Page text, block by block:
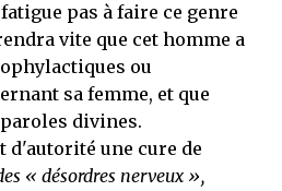
pas à faire ce genre
vite que cet homme a
ou
sa femme, et que
divines.
une cure de
« désordres nerveux »,